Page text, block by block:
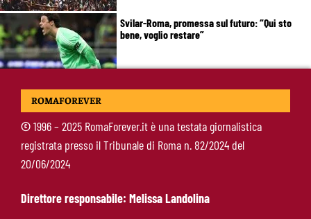
Svilar-Roma, promessa sul futuro: “Qui sto
bene, voglio restare”
Castro-Roma, messaggio Scudetto: “Non sono
ROMAFOREVER
©1996 – 2025 RomaForever.it è una testata giornalistica
registrata presso il Tribunale di Roma n. 82/2024 del
20/06/2024
Direttore responsabile: Melissa Landolina